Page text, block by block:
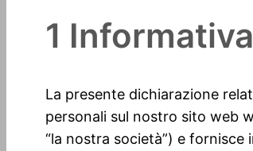
1
La presente dichiarazione
personali sul nostro sito web
“la nostra società”) e